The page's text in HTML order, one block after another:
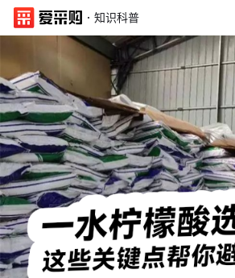
· 知识科普